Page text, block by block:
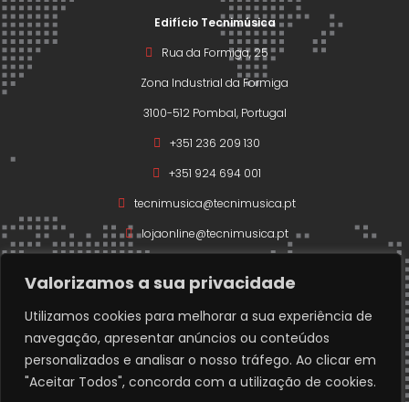
Valorizamos a sua privacidade
Utilizamos cookies para melhorar a sua experiência de
navegação, apresentar anúncios ou conteúdos
personalizados e analisar o nosso tráfego. Ao clicar em
"Aceitar Todos", concorda com a utilização de cookies.
Edifício Tecnimúsica
Rua da Formiga, 25
Zona Industrial da Formiga
3100-512 Pombal, Portugal
+351 236 209 130
+351 924 694 001
tecnimusica@tecnimusica.pt
lojaonline@tecnimusica.pt
Copyright © 2026 – Todos os direitos reservados a
Técnimusica.
Developed with ❤️ bywww.codigofonte.pt